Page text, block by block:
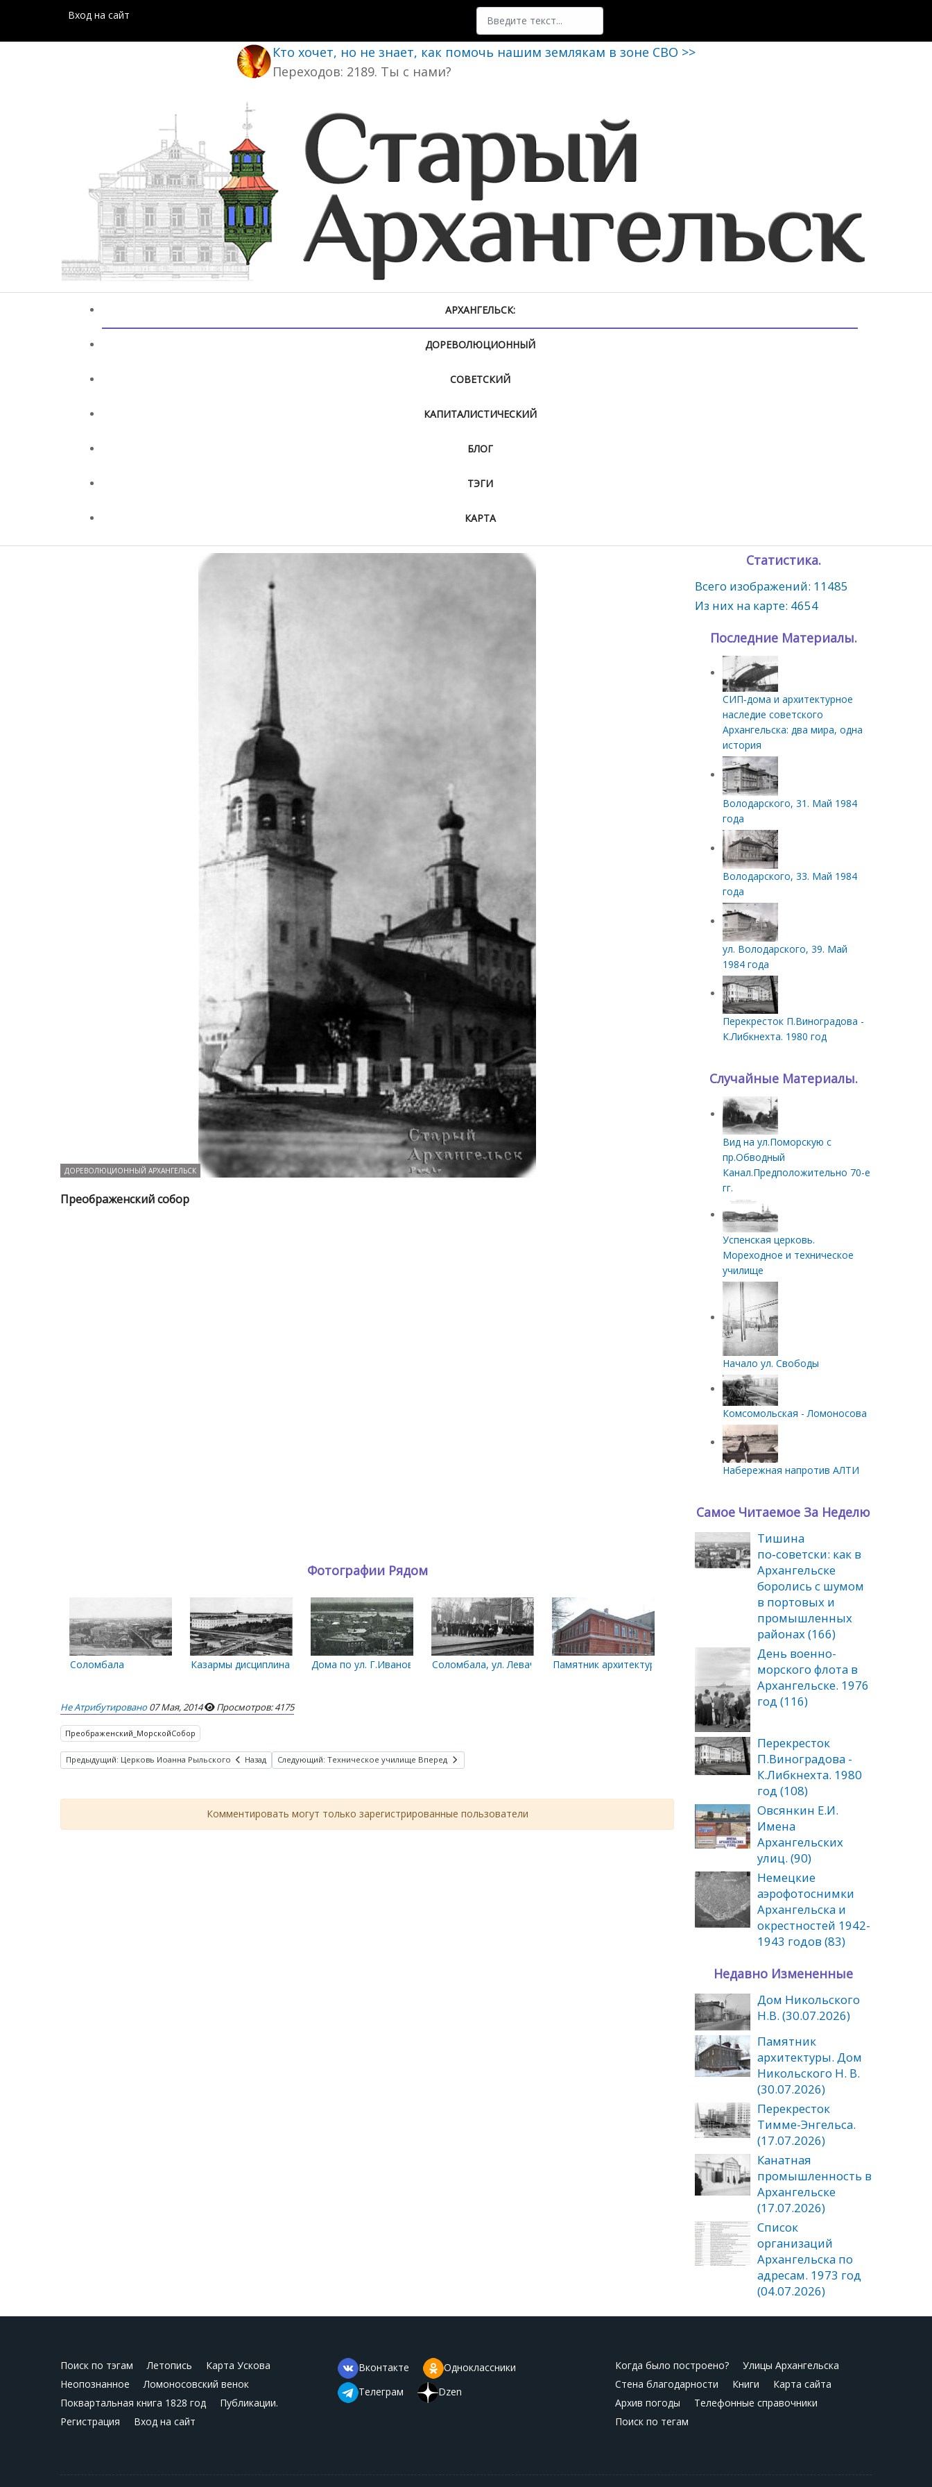
Вход на сайт Поиск
Кто хочет, но не знает, как помочь нашим землякам в зоне СВО >>
Переходов: 2189. Ты с нами?
АРХАНГЕЛЬСК:
ДОРЕВОЛЮЦИОННЫЙ
СОВЕТСКИЙ
КАПИТАЛИСТИЧЕСКИЙ
БЛОГ
ТЭГИ
КАРТА
ДОРЕВОЛЮЦИОННЫЙ АРХАНГЕЛЬСК
Преображенский собор
Фотографии Рядом
Соломбала Казармы дисциплинарного флотского полуэкипажа
Дома по ул. Г.Иванова Соломбала, ул. Левачева, 1961 г.Памятник архитектуры. Соломбальское адмиралтейство, административное
Не Атрибутировано 07 Мая, 2014 Просмотров: 4175
Преображенский_МорскойСобор
Предыдущий: Церковь Иоанна Рыльского Назад Следующий: Техническое училище Вперед
Комментировать могут только зарегистрированные пользователи
Статистика.
Всего изображений: 11485
Из них на карте: 4654
Последние Материалы.
СИП‑дома и архитектурное
наследие советского
Архангельска: два мира, одна
история
Володарского, 31. Май 1984
года
Володарского, 33. Май 1984
года
ул. Володарского, 39. Май
1984 года
Перекресток П.Виноградова -
К.Либкнехта. 1980 год
Случайные Материалы.
Вид на ул.Поморскую с
пр.Обводный
Канал.Предположительно 70-е
гг.
Успенская церковь.
Мореходное и техническое
училище
Начало ул. Свободы
Комсомольская - Ломоносова
Набережная напротив АЛТИ
Самое Читаемое За Неделю
Тишина
по‑советски: как в
Архангельске
боролись с шумом
в портовых и
промышленных
районах (166)
День военно-
морского флота в
Архангельске. 1976
год (116)
Перекресток
П.Виноградова -
К.Либкнехта. 1980
год (108)
Овсянкин Е.И.
Имена
Архангельских
улиц. (90)
Немецкие
аэрофотоснимки
Архангельска и
окрестностей 1942-
1943 годов (83)
Недавно Измененные
Дом Никольского
Н.В. (30.07.2026)
Памятник
архитектуры. Дом
Никольского Н. В.
(30.07.2026)
Перекресток
Тимме-Энгельса.
(17.07.2026)
Канатная
промышленность в
Архангельске
(17.07.2026)
Список
организаций
Архангельска по
адресам. 1973 год
(04.07.2026)
Поиск по тэгам Летопись
Карта Ускова
Неопознанное
Ломоносовский венок
Поквартальная книга 1828 год
Публикации.
Регистрация
Вход на сайт
Вконтакте
Одноклассники
Телеграм
Dzen
Когда было построено?
Улицы Архангельска
Стена благодарности
Книги
Карта сайта
Архив погоды
Телефонные справочники
Поиск по тегам